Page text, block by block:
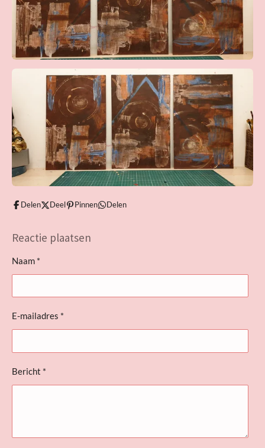
Delen Deel Pinnen Delen
Reactie plaatsen
Naam *
E-mailadres *
Bericht *